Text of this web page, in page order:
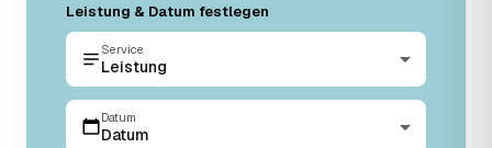
Leistung & Datum festlegen
Service
Leistung
Datum
Datum